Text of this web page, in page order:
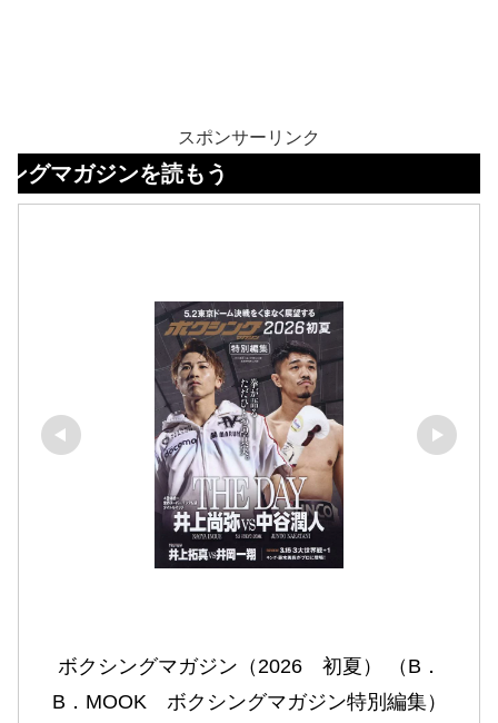
スポンサーリンク
ンを読もう
ボクシングマガジン（2026　初夏） （B．
B．MOOK　ボクシングマガジン特別編集）